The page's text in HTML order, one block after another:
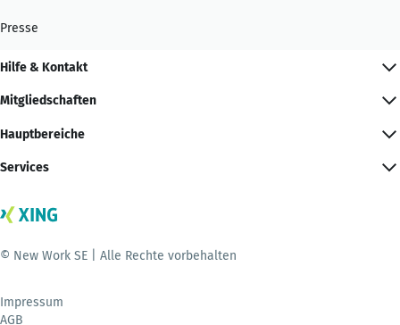
Presse
Hilfe & Kontakt
Mitgliedschaften
Hauptbereiche
Services
© New Work SE | Alle Rechte vorbehalten
Impressum
AGB